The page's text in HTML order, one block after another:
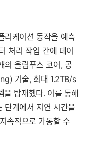
리케이션 동작을 예측
처리 작업 간에 데이
의 올림푸스 코어, 공
기술, 최대 1.2TB/s
탑재했다. 이를 통해
단계에서 지연 시간을
속적으로 가동할 수